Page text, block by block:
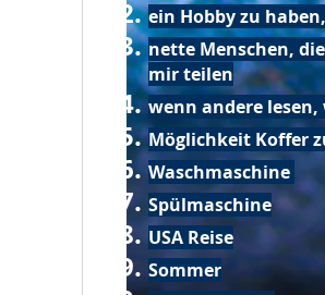
ein Hobby zu
nette Menschen,
mir teilen
wenn andere lesen,
Möglichkeit Koffer
Waschmaschine
Spülmaschine
USA Reise
Sommer